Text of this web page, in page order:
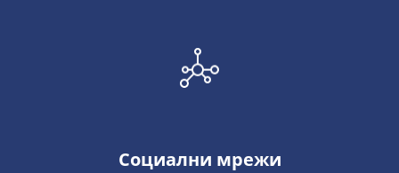
Социални мрежи